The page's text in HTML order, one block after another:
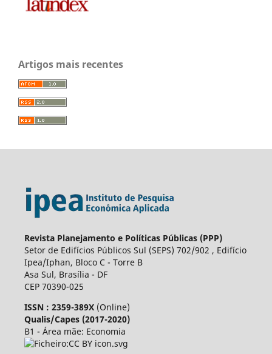
Artigos mais recentes
Revista Planejamento e Políticas Públicas (PPP)
Setor de Edifícios Públicos Sul (SEPS) 702/902 , Edifício
Ipea/Iphan, Bloco C - Torre B
Asa Sul, Brasília - DF
CEP 70390-025
ISSN : 2359-389X (Online)
Qualis/Capes (2017-2020)
B1 - Área mãe: Economia